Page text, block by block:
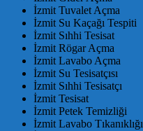
İzmit Tuvalet Açma
İzmit Su Kaçağı Tespiti
İzmit Sıhhi Tesisat
İzmit Rögar Açma
İzmit Lavabo Açma
İzmit Su Tesisatçısı
İzmit Sıhhi Tesisatçı
İzmit Tesisat
İzmit Petek Temizliği
İzmit Lavabo Tıkanıklığı